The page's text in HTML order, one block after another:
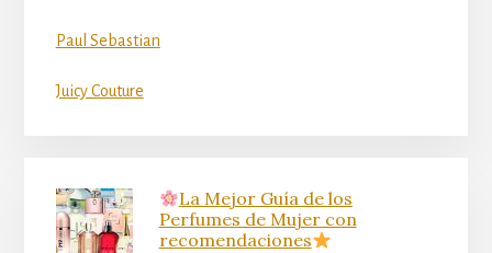
Paul Sebastian
Juicy Couture
La Mejor Guía de los
Perfumes de Mujer con
recomendaciones